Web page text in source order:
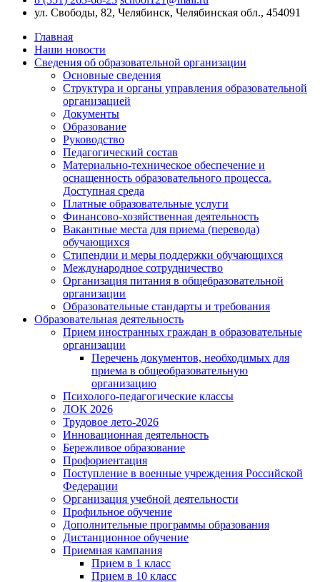
ул. Свободы, 82, Челябинск, Челябинская обл., 454091
Главная
Наши новости
Сведения об образовательной организации
Основные сведения
Структура и органы управления образовательной
организацией
Документы
Образование
Руководство
Педагогический состав
Материально-техническое обеспечение и
оснащенность образовательного процесса.
Доступная среда
Платные образовательные услуги
Финансово-хозяйственная деятельность
Вакантные места для приема (перевода)
обучающихся
Стипендии и меры поддержки обучающихся
Международное сотрудничество
Организация питания в общебразовательной
организации
Образовательные стандарты и требования
Образовательная деятельность
Прием иностранных граждан в образовательные
организации
Перечень документов, необходимых для
приема в общеобразовательную
организацию
Психолого-педагогические классы
ЛОК 2026
Трудовое лето-2026
Инновационная деятельность
Бережливое образование
Профориентация
Поступление в военные учреждения Российской
Федерации
Организация учебной деятельности
Профильное обучение
Дополнительные программы образования
Дистанционное обучение
Приемная кампания
Прием в 1 класс
Прием в 10 класс